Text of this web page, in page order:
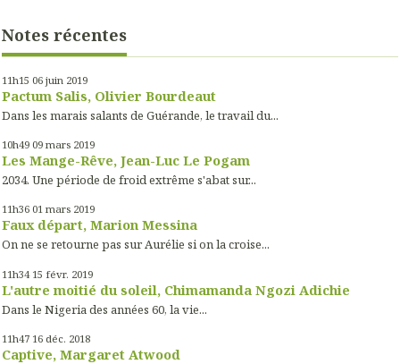
Notes récentes
11h15 06 juin 2019
Pactum Salis, Olivier Bourdeaut
Dans les marais salants de Guérande, le travail du...
10h49 09 mars 2019
Les Mange-Rêve, Jean-Luc Le Pogam
2034. Une période de froid extrême s'abat sur...
11h36 01 mars 2019
Faux départ, Marion Messina
On ne se retourne pas sur Aurélie si on la croise...
11h34 15 févr. 2019
L'autre moitié du soleil, Chimamanda Ngozi Adichie
Dans le Nigeria des années 60, la vie...
11h47 16 déc. 2018
Captive, Margaret Atwood